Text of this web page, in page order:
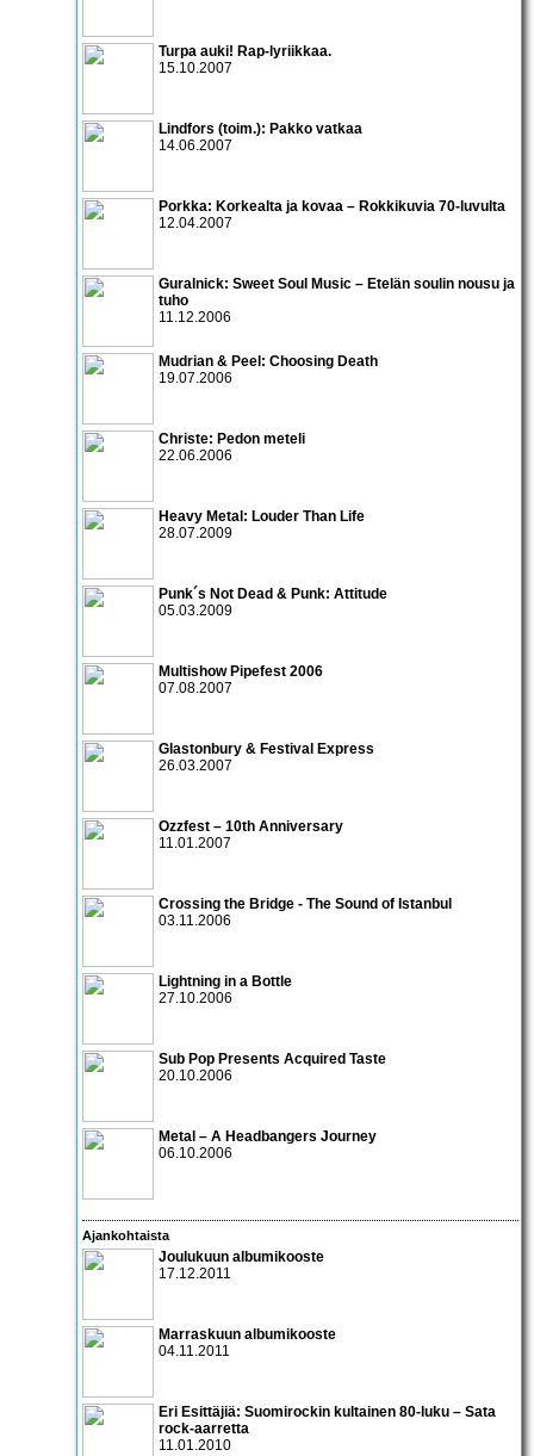
Turpa auki! Rap-lyriikkaa.
15.10.2007
Lindfors (toim.): Pakko vatkaa
14.06.2007
Porkka: Korkealta ja kovaa – Rokkikuvia 70-luvulta
12.04.2007
Guralnick: Sweet Soul Music – Etelän soulin nousu ja
tuho
11.12.2006
Mudrian & Peel: Choosing Death
19.07.2006
Christe: Pedon meteli
22.06.2006
Heavy Metal: Louder Than Life
28.07.2009
Punk´s Not Dead & Punk: Attitude
05.03.2009
Multishow Pipefest 2006
07.08.2007
Glastonbury & Festival Express
26.03.2007
Ozzfest – 10th Anniversary
11.01.2007
Crossing the Bridge - The Sound of Istanbul
03.11.2006
Lightning in a Bottle
27.10.2006
Sub Pop Presents Acquired Taste
20.10.2006
Metal – A Headbangers Journey
06.10.2006
Ajankohtaista
Joulukuun albumikooste
17.12.2011
Marraskuun albumikooste
04.11.2011
Eri Esittäjiä: Suomirockin kultainen 80-luku – Sata
rock-aarretta
11.01.2010